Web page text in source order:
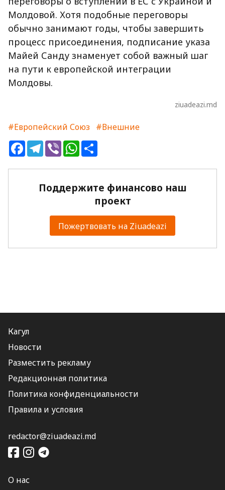
Молдовой. Хотя подобные переговоры
обычно занимают годы, чтобы завершить
процесс присоединения, подписание указа
Майей Санду знаменует собой важный шаг
на пути к европейской интеграции
Молдовы.
ziuadeazi.md
#Европейский Союз #Внешние
FacebookTelegram
ViberWhatsApp
Поддержите финансово наш
проект
Пожертвовать на Ziuadeazi
Кагул
Новости
Разместить рекламу
Редакционная политика
Политика конфиденциальности
Правила и условия
redactor@ziuadeazi.md
О нас